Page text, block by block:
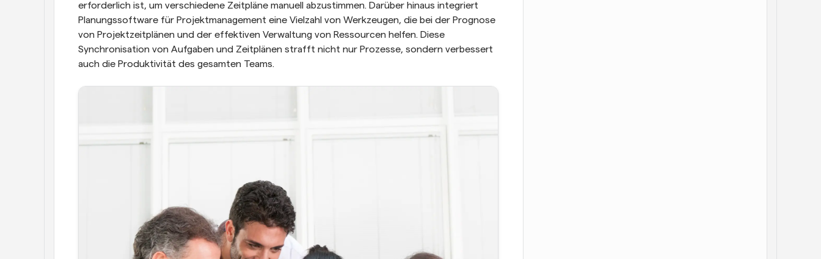
erforderlich ist, um verschiedene Zeitpläne manuell abzustimmen. Darüber hinaus integriert
Planungssoftware für Projektmanagement eine Vielzahl von Werkzeugen, die bei der Prognose
von Projektzeitplänen und der effektiven Verwaltung von Ressourcen helfen. Diese
Synchronisation von Aufgaben und Zeitplänen strafft nicht nur Prozesse, sondern verbessert
auch die Produktivität des gesamten Teams.